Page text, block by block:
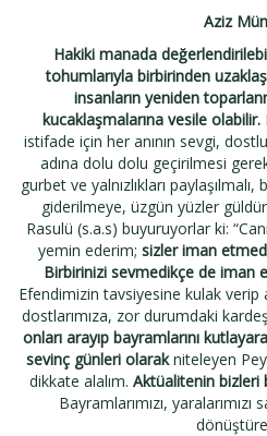
Aziz
Hakiki manada
tohumlarıyla birbirinden
insanların yeniden
kucaklaşmalarına vesile olabilir.
istifade için her anının sevgi,
adına dolu dolu geçirilmesi
gurbet ve yalnızlıkları paylaşılmalı,
giderilmeye, üzgün yüzler
Rasulü (s.a.s) buyuruyorlar ki:
yemin ederim; sizler iman
Birbirinizi sevmedikçe de iman
Efendimizin tavsiyesine kulak verip
dostlarımıza, zor durumdaki
onları arayıp bayramlarını
sevinç günleri olarakniteleyen
dikkate alalım. Aktüalitenin bizleri
Bayramlarımızı,